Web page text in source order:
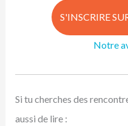
S'INSCRIRE
Notre
Si tu cherches des
aussi de lire :